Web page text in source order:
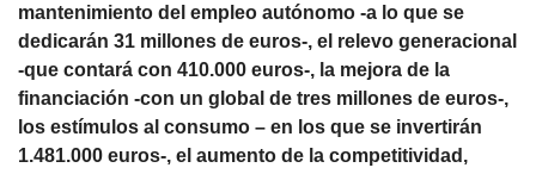
mantenimiento del empleo autónomo -a lo que se
dedicarán 31 millones de euros-, el relevo generacional
-que contará con 410.000 euros-, la mejora de la
financiación -con un global de tres millones de euros-,
los estímulos al consumo – en los que se invertirán
1.481.000 euros-, el aumento de la competitividad,